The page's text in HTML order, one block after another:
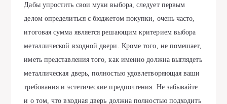
Дабы упростить свои муки выбора, следует первым
делом определиться с бюджетом покупки, очень часто,
итоговая сумма является решающим критерием выбора
металлической входной двери. Кроме того, не помешает,
иметь представления того, как именно должна выглядеть
металлическая дверь, полностью удовлетворяющая ваши
требования и эстетические предпочтения. Не забывайте
и о том, что входная дверь должна полностью подходить